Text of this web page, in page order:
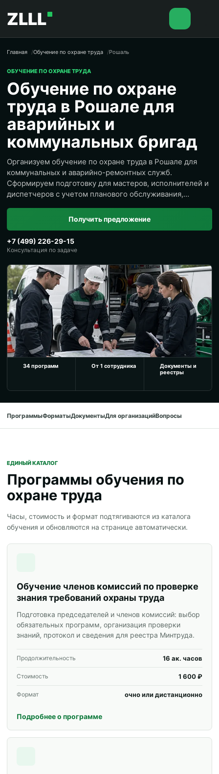
ZLLL
Главная Обучение по охране труда Рошаль
ОБУЧЕНИЕ ПО ОХРАНЕ ТРУДА
Обучение по охране
труда в Рошале для
аварийных и
коммунальных бригад
Организуем обучение по охране труда в Рошале для
коммунальных и аварийно-ремонтных служб.
Сформируем подготовку для мастеров, исполнителей и
диспетчеров с учетом планового обслуживания,
Получить предложение
+7 (499) 226-29-15
Консультация по задаче
34 программ От 1 сотрудника
Документы и
реестры
ПрограммыФорматыДокументыДля организацийВопросы
ЕДИНЫЙ КАТАЛОГ
Программы обучения по
охране труда
Часы, стоимость и формат подтягиваются из каталога
обучения и обновляются на странице автоматически.
Обучение членов комиссий по проверке
знания требований охраны труда
Подготовка председателей и членов комиссий: выбор
обязательных программ, организация проверки
знаний, протокол и сведения для реестра Минтруда.
Продолжительность 16 ак. часов
Стоимость 1 600 ₽
Формат очно или дистанционно
Подробнее о программе